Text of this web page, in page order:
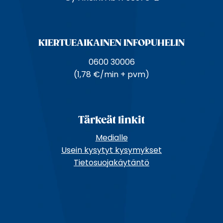
KIERTUE­AIKAINEN INFOPUHELIN
0600 30006
(1,78 €/min + pvm)
Tärkeät linkit
Medialle
Usein kysytyt kysymykset
Tietosuojakäytäntö